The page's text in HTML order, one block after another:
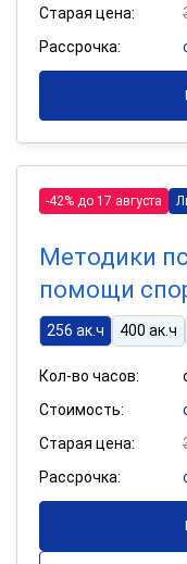
Старая цена:
Рассрочка:
-42% до 17 августа
Методики
помощи
256 ак.ч 400 ак.ч
Кол-во часов:
Стоимость:
Старая цена:
Рассрочка: